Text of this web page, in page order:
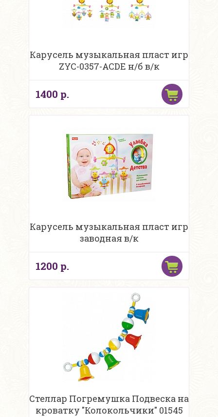
Карусель музыкальная пласт игр
ZYC-0357-ACDE н/б в/к
1400 р.
Карусель музыкальная пласт игр
заводная в/к
1200 р.
Стеллар Погремушка Подвеска на
кроватку "Колокольчики" 01545